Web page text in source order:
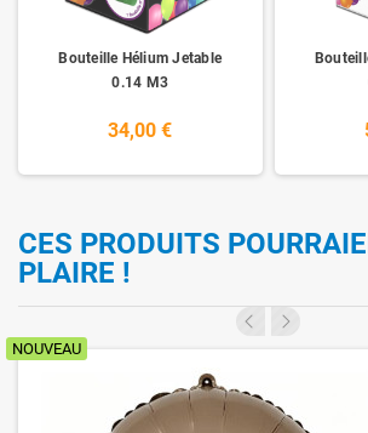
Bouteille Hélium Jetable
0.14 M3
34,00 €
CES PRODUITS
PLAIRE !
NOUVEAU